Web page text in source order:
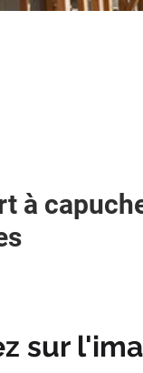
à
sur